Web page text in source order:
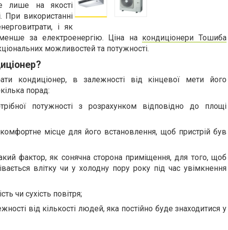
лише на якості
При використанні
і як
за електроенергію. Ціна на кондиціонери Тошиба
можливостей та потужності.
кондиціонер, в залежності від кінцевої мети його
порад:
потужності з розрахунком відповідно до площі
комфортне місце для його встановлення, щоб пристрій був
фактор, як сонячна сторона приміщення, для того, щоб
влітку чи у холодну пору року під час увімкнення
чи сухість повітря;
від кількості людей, яка постійно буде знаходитися у